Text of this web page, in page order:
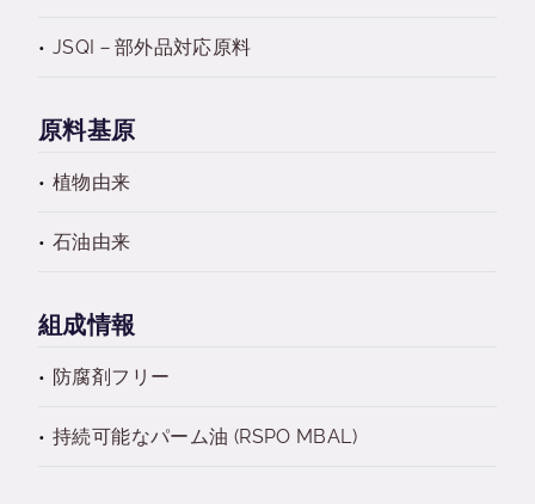
JSQI－部外品対応原料
原料基原
植物由来
石油由来
組成情報
防腐剤フリー
持続可能なパーム油 (RSPO MBAL)